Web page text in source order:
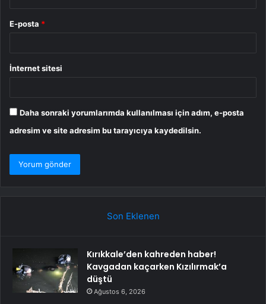
E-posta *
İnternet sitesi
Daha sonraki yorumlarımda kullanılması için adım, e-posta
adresim ve site adresim bu tarayıcıya kaydedilsin.
Son Eklenen
Kırıkkale’den kahreden haber!
Kavgadan kaçarken Kızılırmak’a
düştü
Ağustos 6, 2026